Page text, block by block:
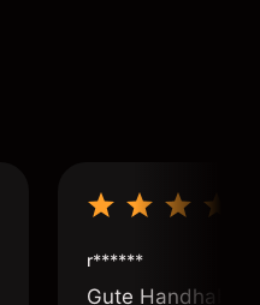
r******
Gute